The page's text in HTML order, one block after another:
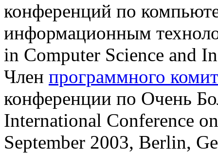
конференций по
информационным
in Computer Science and
Член программного
конференции по Очень
International Conference
September 2003, Berlin,